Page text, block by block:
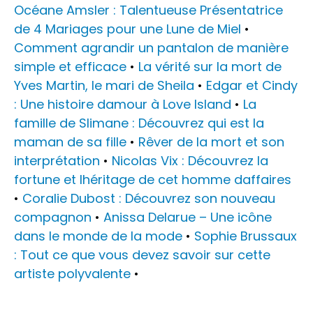
Océane Amsler : Talentueuse Présentatrice
de 4 Mariages pour une Lune de Miel •
Comment agrandir un pantalon de manière
simple et efficace • La vérité sur la mort de
Yves Martin, le mari de Sheila • Edgar et Cindy
: Une histoire damour à Love Island • La
famille de Slimane : Découvrez qui est la
maman de sa fille • Rêver de la mort et son
interprétation • Nicolas Vix : Découvrez la
fortune et lhéritage de cet homme daffaires
• Coralie Dubost : Découvrez son nouveau
compagnon • Anissa Delarue – Une icône
dans le monde de la mode • Sophie Brussaux
: Tout ce que vous devez savoir sur cette
artiste polyvalente •